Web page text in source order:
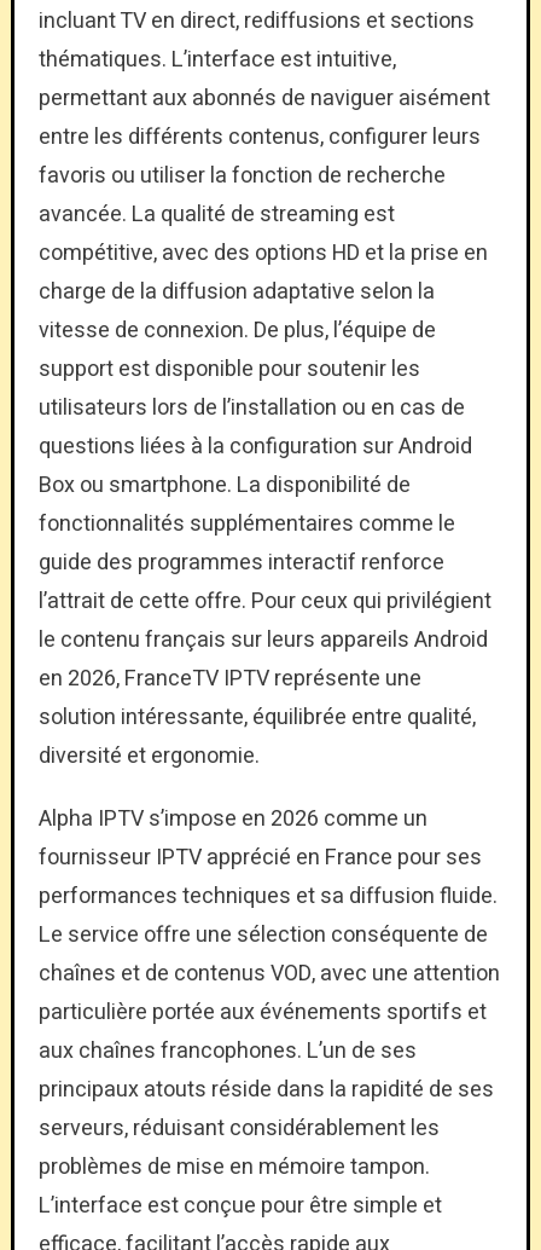
incluant TV en direct, rediffusions et sections
thématiques. L’interface est intuitive,
permettant aux abonnés de naviguer aisément
entre les différents contenus, configurer leurs
favoris ou utiliser la fonction de recherche
avancée. La qualité de streaming est
compétitive, avec des options HD et la prise en
charge de la diffusion adaptative selon la
vitesse de connexion. De plus, l’équipe de
support est disponible pour soutenir les
utilisateurs lors de l’installation ou en cas de
questions liées à la configuration sur Android
Box ou smartphone. La disponibilité de
fonctionnalités supplémentaires comme le
guide des programmes interactif renforce
l’attrait de cette offre. Pour ceux qui privilégient
le contenu français sur leurs appareils Android
en 2026, FranceTV IPTV représente une
solution intéressante, équilibrée entre qualité,
diversité et ergonomie.
Alpha IPTV s’impose en 2026 comme un
fournisseur IPTV apprécié en France pour ses
performances techniques et sa diffusion fluide.
Le service offre une sélection conséquente de
chaînes et de contenus VOD, avec une attention
particulière portée aux événements sportifs et
aux chaînes francophones. L’un de ses
principaux atouts réside dans la rapidité de ses
serveurs, réduisant considérablement les
problèmes de mise en mémoire tampon.
L’interface est conçue pour être simple et